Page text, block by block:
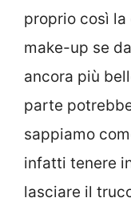
proprio così la
make-up se
ancora più
parte
sappiamo
infatti tenere
lasciare il